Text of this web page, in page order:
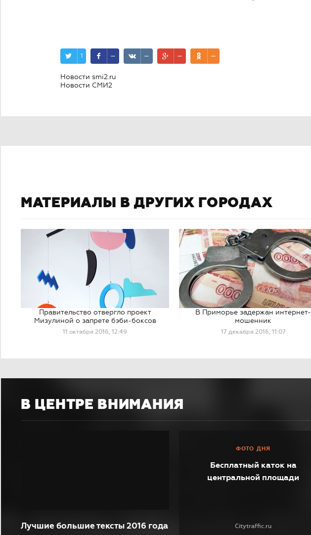
1 — — — —
Новости smi2.ru
Новости СМИ2
МАТЕРИАЛЫ В ДРУГИХ ГОРОДАХ
Правительство отвергло проект
Мизулиной о запрете бэби-боксов
11 октября 2016, 12:49
В Приморье задержан интернет-
мошенник
17 декабря 2016, 11:07
В ЦЕНТРЕ ВНИМАНИЯ
Лучшие большие тексты 2016 года
ФОТО ДНЯ
Бесплатный каток на
центральной площади
Citytraffic.ru